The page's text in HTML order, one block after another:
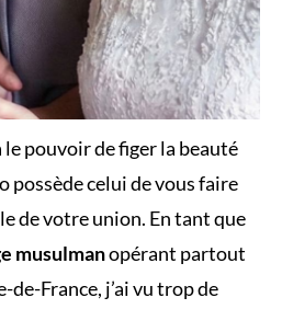
pouvoir de figer la beauté
possède celui de vous faire
de votre union. En tant que
musulmanopérant partout
de-France, j’ai vu trop de